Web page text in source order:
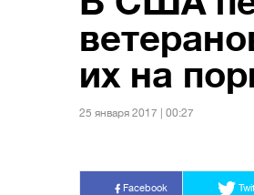
их на
25 января 2017 | 00:27
Facebook